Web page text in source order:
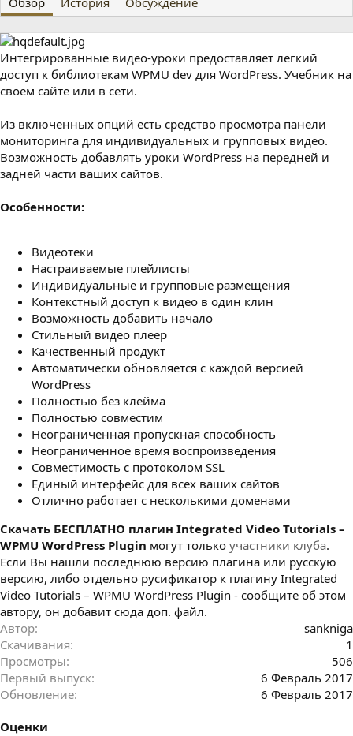
о
р
а
с
о
з
д
а
я
Интегрированные видео-уроки предоставляет легкий
доступ к библиотекам WPMU dev для WordPress. Учебник на
своем сайте или в сети.
Из включенных опций есть средство просмотра панели
мониторинга для индивидуальных и групповых видео.
Возможность добавлять уроки WordPress на передней и
задней части ваших сайтов.
Особенности:
Видеотеки
Настраиваемые плейлисты
Индивидуальные и групповые размещения
Контекстный доступ к видео в один клин
Возможность добавить начало
Стильный видео плеер
Качественный продукт
Автоматически обновляется с каждой версией
WordPress
Полностью без клейма
Полностью совместим
Неограниченная пропускная способность
Неограниченное время воспроизведения
Совместимость с протоколом SSL
Единый интерфейс для всех ваших сайтов
Отлично работает с несколькими доменами
Cкачать БЕСПЛАТНО плагин Integrated Video Tutorials –
WPMU WordPress Plugin могут только участники клуба.
Если Вы нашли последнюю версию плагина или русскую
версию, либо отдельно русификатор к плагину Integrated
Video Tutorials – WPMU WordPress Plugin - сообщите об этом
автору, он добавит сюда доп. файл.
Автор
sankniga
Скачивания
1
Просмотры
506
Первый выпуск
6 Февраль 2017
Обновление
6 Февраль 2017
Оценки